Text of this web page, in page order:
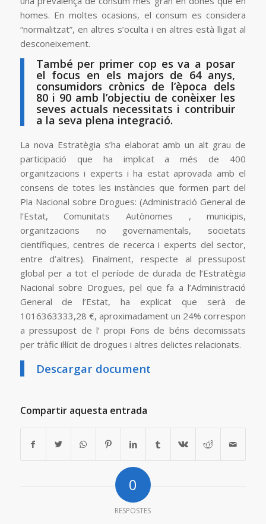
homes. En moltes ocasions, el consum es considera
“normalitzat”, en altres s’oculta i en altres està lligat al
desconeixement.
També per primer cop es va a posar
el focus en els majors de 64 anys,
consumidors crònics de l’època dels
80 i 90 amb l’objectiu de conèixer les
seves actuals necessitats i contribuir
a la seva plena integració.
La nova Estratègia s’ha elaborat amb un alt grau de
participació que ha implicat a més de 400
organitzacions i experts i ha estat aprovada amb el
consens de totes les instàncies que formen part del
Pla Nacional sobre Drogues: (Administració General de
l’Estat, Comunitats Autònomes , municipis,
organitzacions no governamentals, societats
científiques, centres de recerca i experts del sector,
entre d’altres). Finalment, respecte al pressupost
global per a tot el període de durada de l’Estratègia
Nacional sobre Drogues, pel que fa a l’Administració
General de l’Estat, ha explicat que serà de
1016363333,28 €, aproximadament un 24% correspon
a pressupost de l’ propi Fons de béns decomissats
per tràfic il·lícit de drogues i altres delictes relacionats.
Descargar document
Compartir aquesta entrada
0
RESPOSTES